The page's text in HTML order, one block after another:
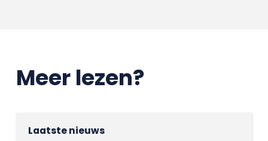
Meer lezen?
Laatste nieuws